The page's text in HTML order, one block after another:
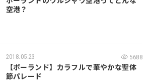
空港？
2018.05.23 5688
【ポーランド】カラフルで華やかな聖体
節パレード